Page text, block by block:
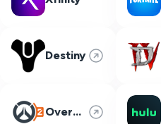
Destiny
Overwatch 2